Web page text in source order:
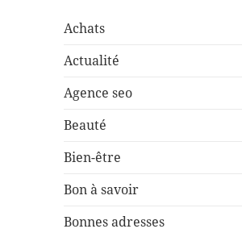
Achats
Actualité
Agence seo
Beauté
Bien-être
Bon à savoir
Bonnes adresses